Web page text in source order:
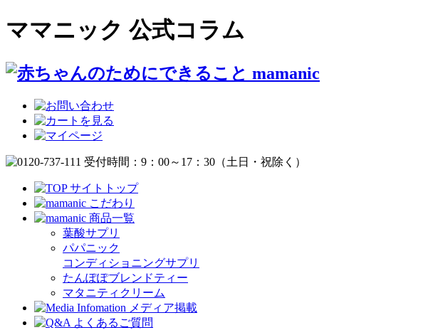
ママニック 公式コラム
葉酸サプリ
パパニック
コンディショニングサプリ
たんぽぽブレンドティー
マタニティクリーム